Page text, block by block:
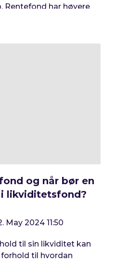
Rentefond har høyere
lavere risiko enn
å være på nedre del
artikkelen forklarer vi
og når bør en
likviditetsfond?
May 2024 11:50
til sin likviditet kan
til hvordan